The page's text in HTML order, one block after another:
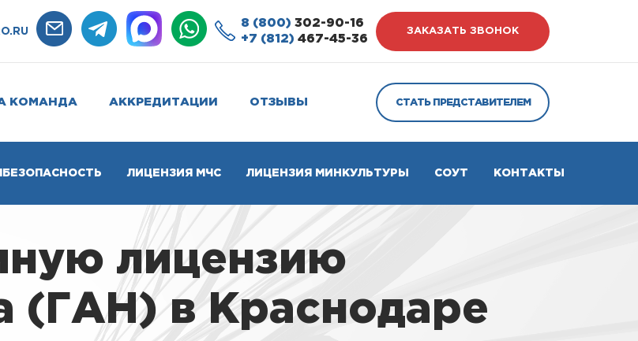
8 (800) 302-90-16
+7 (812) 467-45-36
ЗАКАЗАТЬ ЗВОНОК
КОМАНДА АККРЕДИТАЦИИ ОТЗЫВЫ СТАТЬ ПРЕДСТАВИТЕЛЕМ
ЛИЦЕНЗИЯ МЧС ЛИЦЕНЗИЯ МИНКУЛЬТУРЫ СОУТ КОНТАКТЫ
лицензию
(ГАН) в Краснодаре